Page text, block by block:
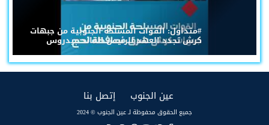
#متداول: القوات المسلحة الجنوبية من جبهات
كرش تجدد العهد للرئيس القائد عيدروس
عين الجنوب إتصل بنا
جميع الحقوق محفوظة لـ عين الجنوب © 2024